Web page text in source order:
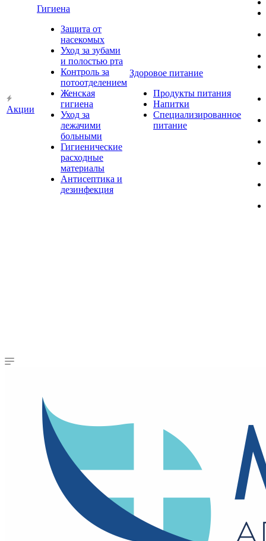
Акции
Гигиена
Защита от
насекомых
Уход за зубами
и полостью рта
Контроль за
потоотделением
Женская
гигиена
Уход за
лежачими
больными
Гигиенические
расходные
материалы
Антисептика и
дезинфекция
Здоровое питание
Продукты питания
Напитки
Специализированное
питание